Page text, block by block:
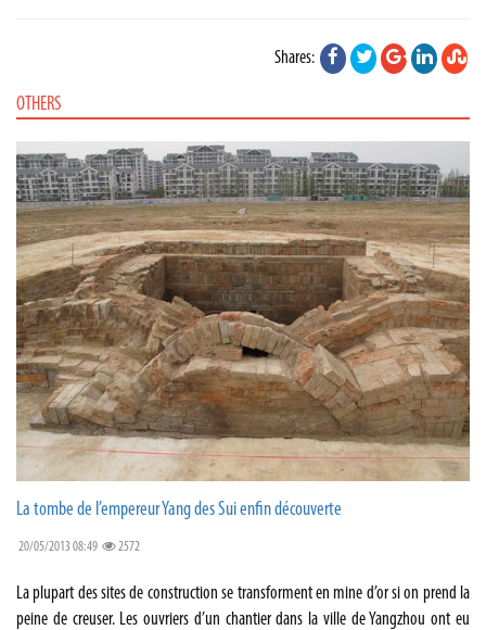
Shares:
OTHERS
La tombe de l’empereur Yang des Sui enfin découverte
20/05/2013 08:49 2572
La plupart des sites de construction se transforment en mine d’or si on prend la
peine de creuser. Les ouvriers d’un chantier dans la ville de Yangzhou ont eu